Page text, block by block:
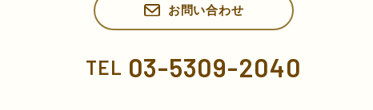
お問い合わせ
TEL 03-5309-2040